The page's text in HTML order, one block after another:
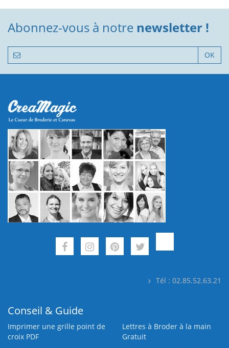
Abonnez-vous à notre newsletter !
OK
Tél : 02.85.52.63.21
Conseil & Guide
Imprimer une grille point de
croix PDF
Lettres à Broder à la main
Gratuit